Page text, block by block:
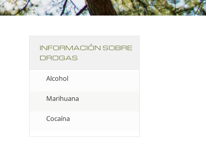
INFORMACIÓN SOBRE
DROGAS
Alcohol
Marihuana
Cocaína